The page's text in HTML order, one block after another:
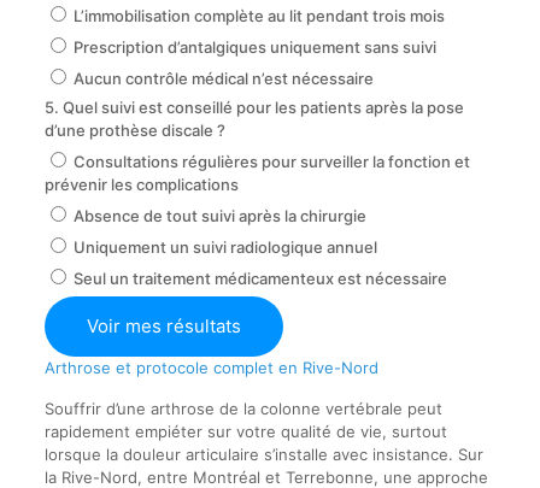
L’immobilisation complète au lit pendant trois mois
Prescription d’antalgiques uniquement sans suivi
Aucun contrôle médical n’est nécessaire
5. Quel suivi est conseillé pour les patients après la pose
d’une prothèse discale ?
Consultations régulières pour surveiller la fonction et
prévenir les complications
Absence de tout suivi après la chirurgie
Uniquement un suivi radiologique annuel
Seul un traitement médicamenteux est nécessaire
Voir mes résultats
Arthrose et protocole complet en Rive-Nord
Souffrir d’une arthrose de la colonne vertébrale peut
rapidement empiéter sur votre qualité de vie, surtout
lorsque la douleur articulaire s’installe avec insistance. Sur
la Rive-Nord, entre Montréal et Terrebonne, une approche